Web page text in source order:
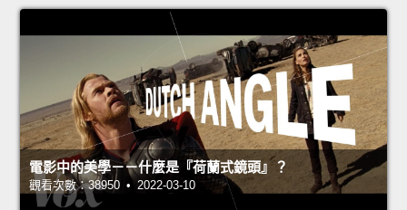
電影中的美學－－什麼是『荷蘭式鏡頭』？
觀看次數：38950 • 2022-03-10